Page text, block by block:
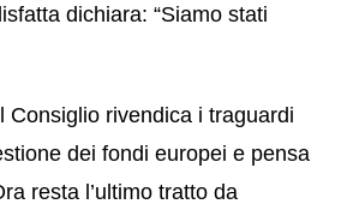
dichiara: “Siamo stati
Consiglio rivendica i traguardi
dei fondi europei e pensa
resta l’ultimo tratto da